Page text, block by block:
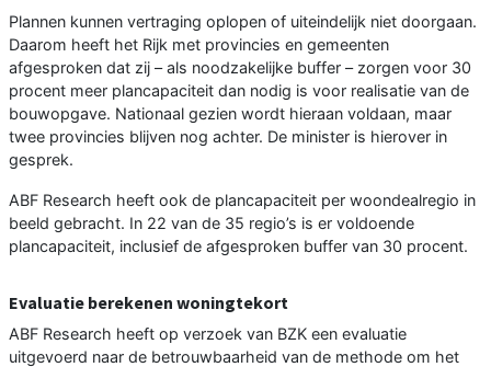
Plannen kunnen vertraging oplopen of uiteindelijk niet doorgaan.
Daarom heeft het Rijk met provincies en gemeenten
afgesproken dat zij – als noodzakelijke buffer – zorgen voor 30
procent meer plancapaciteit dan nodig is voor realisatie van de
bouwopgave. Nationaal gezien wordt hieraan voldaan, maar
twee provincies blijven nog achter. De minister is hierover in
gesprek.
ABF Research heeft ook de plancapaciteit per woondealregio in
beeld gebracht. In 22 van de 35 regio’s is er voldoende
plancapaciteit, inclusief de afgesproken buffer van 30 procent.
Evaluatie berekenen woningtekort
ABF Research heeft op verzoek van BZK een evaluatie
uitgevoerd naar de betrouwbaarheid van de methode om het